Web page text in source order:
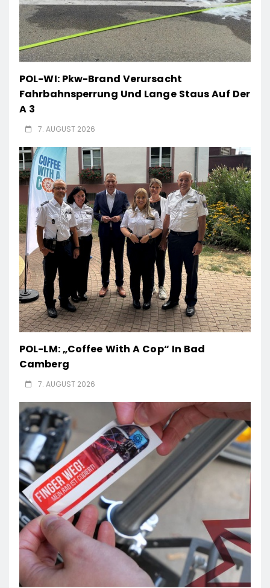
POL-WI: Pkw-Brand Verursacht
Fahrbahnsperrung Und Lange Staus Auf Der
A 3
7. AUGUST 2026
POL-LM: „Coffee With A Cop“ In Bad
Camberg
7. AUGUST 2026